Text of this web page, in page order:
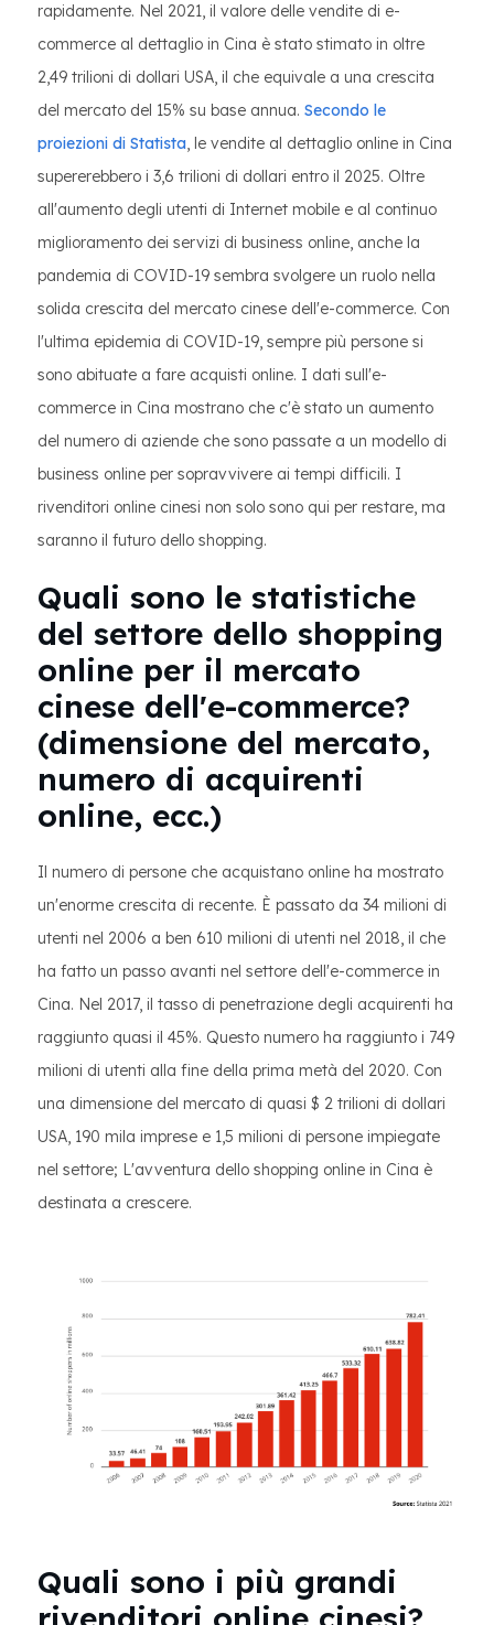
rapidamente. Nel 2021, il valore delle vendite di e-
commerce al dettaglio in Cina è stato stimato in oltre
2,49 trilioni di dollari USA, il che equivale a una crescita
del mercato del 15% su base annua. Secondo le
proiezioni di Statista, le vendite al dettaglio online in Cina
supererebbero i 3,6 trilioni di dollari entro il 2025. Oltre
all'aumento degli utenti di Internet mobile e al continuo
miglioramento dei servizi di business online, anche la
pandemia di COVID-19 sembra svolgere un ruolo nella
solida crescita del mercato cinese dell'e-commerce. Con
l'ultima epidemia di COVID-19, sempre più persone si
sono abituate a fare acquisti online. I dati sull'e-
commerce in Cina mostrano che c'è stato un aumento
del numero di aziende che sono passate a un modello di
business online per sopravvivere ai tempi difficili. I
rivenditori online cinesi non solo sono qui per restare, ma
saranno il futuro dello shopping.
Quali sono le statistiche
del settore dello shopping
online per il mercato
cinese dell'e-commerce?
(dimensione del mercato,
numero di acquirenti
online, ecc.)
Il numero di persone che acquistano online ha mostrato
un'enorme crescita di recente. È passato da 34 milioni di
utenti nel 2006 a ben 610 milioni di utenti nel 2018, il che
ha fatto un passo avanti nel settore dell'e-commerce in
Cina. Nel 2017, il tasso di penetrazione degli acquirenti ha
raggiunto quasi il 45%. Questo numero ha raggiunto i 749
milioni di utenti alla fine della prima metà del 2020. Con
una dimensione del mercato di quasi $ 2 trilioni di dollari
USA, 190 mila imprese e 1,5 milioni di persone impiegate
nel settore; L'avventura dello shopping online in Cina è
destinata a crescere.
Quali sono i più grandi